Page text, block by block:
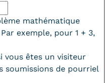
mathématique
exemple, pour 1 + 3,
vous êtes un visiteur
soumissions de pourriel